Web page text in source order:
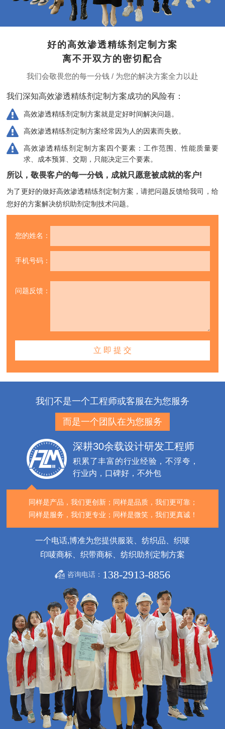
好的高效渗透精练剂定制方案
离不开双方的密切配合
我们会敬畏您的每一分钱 / 为您的解决方案全力以赴
我们深知高效渗透精练剂定制方案成功的风险有：
高效渗透精练剂定制方案就是定好时间解决问题。
高效渗透精练剂定制方案经常因为人的因素而失败。
高效渗透精练剂定制方案四个要素：工作范围、性能质量要
求、成本预算、交期，只能决定三个要素。
所以，敬畏客户的每一分钱，成就只愿意被成就的客户!
为了更好的做好高效渗透精练剂定制方案，请把问题反馈给我司， 给
您好的方案解决纺织助剂定制技术问题。
您的姓名：
手机号码：
问题反馈：
我们不是一个工程师或客服在为您服务
而是一个团队在为您服务
深耕30余载设计研发工程师
积累了丰富的行业经验，不浮夸，
行业内，口碑好，不外包
同样是产品，我们更创新； 同样是品质，我们更可靠；
同样是服务，我们更专业； 同样是微笑，我们更真诚！
一个电话,博准为您提供服装、纺织品、织唛
印唛商标、织带商标、纺织助剂定制方案
咨询电话： 138-2913-8856